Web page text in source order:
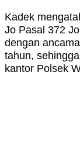
Kadek
Jo Pasal 372
dengan
tahun,
kantor Polsek